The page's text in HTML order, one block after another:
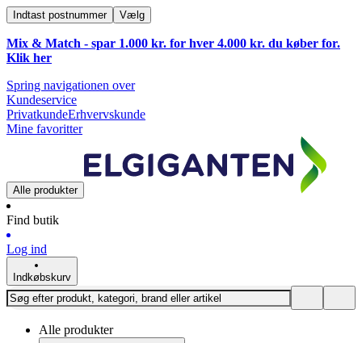
Indtast postnummer Vælg
Mix & Match - spar 1.000 kr. for hver 4.000 kr. du køber for.
Klik her
Spring navigationen over
Kundeservice
PrivatkundeErhvervskunde
Mine favoritter
Alle produkter
Find butik
Log ind
Indkøbskurv
Alle produkter